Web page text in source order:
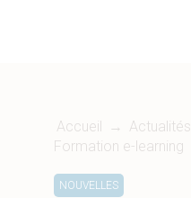
Accueil → Actualités
Formation e-learning
NOUVELLES